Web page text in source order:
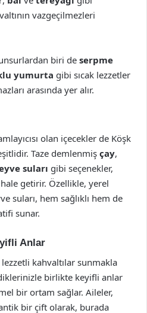
vazgeçilmezleri
biri de serpme
yumurta gibi sıcak lezzetler
arasında yer alır.
olan içecekler de Köşk
Taze demlenmiş çay,
suları gibi seçenekler,
getirir. Özellikle, yerel
suları, hem sağlıklı hem de
sunar.
Anlar
kahvaltılar sunmakla
birlikte keyifli anlar
bir ortam sağlar. Aileler,
bir çift olarak, burada